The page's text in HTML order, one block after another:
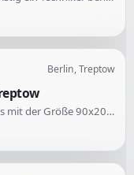
Berlin, Treptow
Hilfe bei der Entsorgung eines Kinderbettes mit der Größe 90x200 cm. Das Bett muss im Erdgeschoss abgeholt werden.